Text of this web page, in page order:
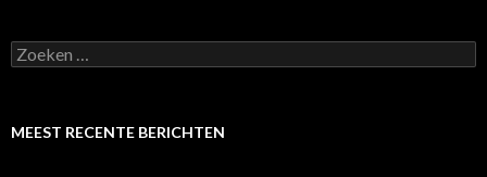
Z
o
e
MEEST RECENTE BERICHTEN